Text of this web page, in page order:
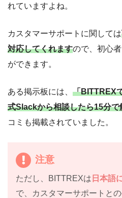
れていますよね。
カスタマーサポートに関しては
対応してくれますので、初心
ができます。
ある掲示板には、 「BITTREX
式Slackから相談したら15分で
コミも掲載されていました。
注意
ただし、BITTREXは 日本語
で、カスタマーサポートと